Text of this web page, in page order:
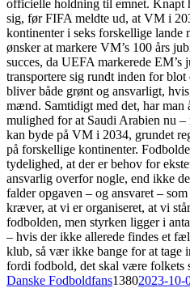
officielle holdning til emnet. Knapt
sig, før FIFA meldte ud, at VM i
kontinenter i seks forskellige lande
ønsker at markere VM’s 100 års
succes, da UEFA markerede
transportere sig rundt inden for
bliver både grønt og ansvarligt,
mænd. Samtidigt med det, har man
mulighed for at Saudi Arabien nu
kan byde på VM i 2034, grundet
på forskellige kontinenter.
tydelighed, at der er behov for
ansvarlig overfor nogle, end ikke
falder opgaven – og ansvaret –
kræver, at vi er organiseret, at vi
fodbolden, men styrken ligger i
– hvis der ikke allerede findes et
klub, så vær ikke bange for at tage
fordi fodbold, det skal være folkets
Danske Fodboldfans13802023-10-